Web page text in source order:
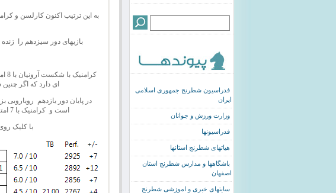
فدراسیون شطرنج جمهوری اسلامی
ایران
وزارت ورزش و جوانان
فدراسیونها
هیاتهای شطرنج استانها
باشگاهها و مدارس شطرنج استان
اصفهان
سایتهای خبری و اموزشی شطرنج
بازیهای دور سیزدهم را زنده
ای دارد که اگر
است و کرامنیک با 7 امتیاز به مکان دوم صعود کرد! آرونیان با شکست برابر سویدلر به مکان سوم نزول کرد.
با کلیک